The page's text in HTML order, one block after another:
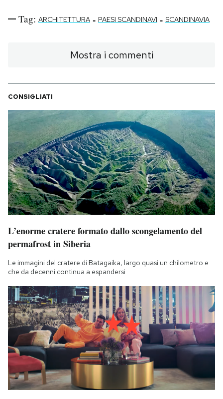
Tag: ARCHITETTURA - PAESI SCANDINAVI - SCANDINAVIA
Mostra i commenti
CONSIGLIATI
L’enorme cratere formato dallo scongelamento del
permafrost in Siberia
Le immagini del cratere di Batagaika, largo quasi un chilometro e
che da decenni continua a espandersi